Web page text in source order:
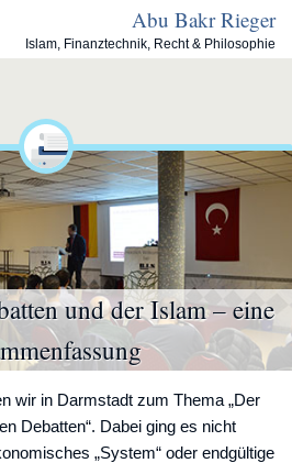
Abu Bakr Rieger
Islam, Finanztechnik, Recht & Philosophie
und der Islam – eine
wir in Darmstadt zum Thema „Der
Debatten“. Dabei ging es nicht
„System“ oder endgültige